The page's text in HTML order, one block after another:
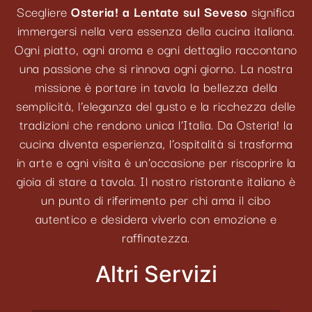
ScegliereOsteria! a Lentate sul Seveso significa
immergersi nella vera essenza della cucina italiana.
Ogni piatto, ogni aroma e ogni dettaglio raccontano
una passione che si rinnova ogni giorno. La nostra
missione è portare in tavola la bellezza della
semplicità, l’eleganza del gusto e la ricchezza delle
tradizioni che rendono unica l’Italia. Da Osteria! la
cucina diventa esperienza, l’ospitalità si trasforma
in arte e ogni visita è un’occasione per riscoprire la
gioia di stare a tavola. Il nostro ristorante italiano è
un punto di riferimento per chi ama il cibo
autentico e desidera viverlo con emozione e
raffinatezza.
Altri Servizi